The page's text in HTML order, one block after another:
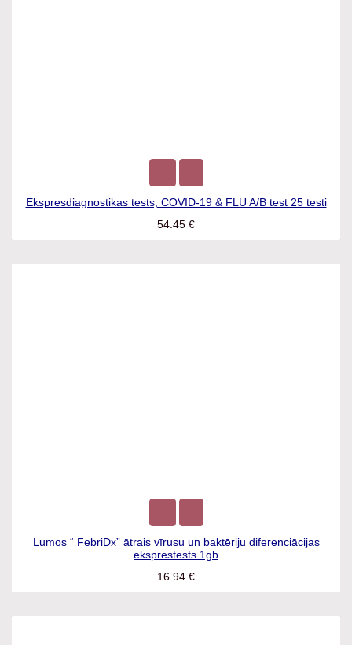
Ekspresdiagnostikas tests, COVID-19 & FLU A/B test 25 testi
54.45€
Lumos “ FebriDx” ātrais vīrusu un baktēriju diferenciācijas
eksprestests 1gb
16.94€